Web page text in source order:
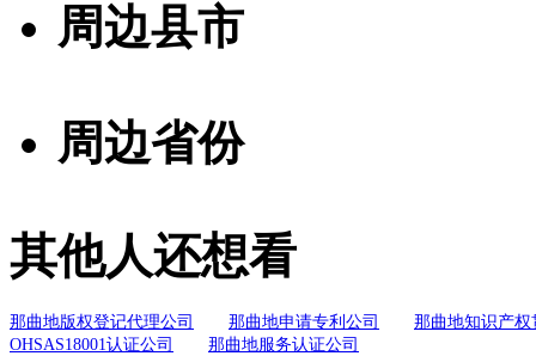
周边县市
周边省份
其他人还想看
那曲地版权登记代理公司 那曲地申请专利公司
那曲地知识产
OHSAS18001认证公司
那曲地服务认证公司